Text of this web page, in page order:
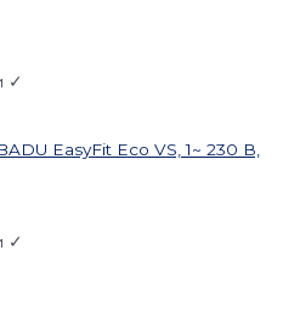
✓
EasyFit Eco VS, 1~ 230 В,
✓